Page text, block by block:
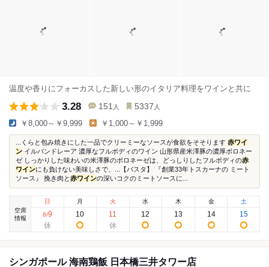
温度や香りにフォーカスした新しい形のイタリア料理をワインと共に
3.28 151 人 5337 人
￥8,000～￥9,999 ￥1,000～￥1,999
...くらと包み焼きにした一品でクリーミーなソースが食欲をそそります 赤ワイ
ン イルバンドレーア 濃厚なフルボディのワイン 山形県産米澤豚の濃厚ボロネー
ゼ しっかりした味わいの米澤豚のボロネーゼは、どっしりしたフルボディの赤
ワインにも負けない美味しさで、...【パスタ】 『創業33年トスカーナの ミート
ソース』 挽き肉と赤ワインの深いコクのミートソースに...
空席
情報
日
8/9
月
10
火
11
水
12
木
13
金
14
土
15
シンガポール 海南鶏飯 日本橋三井タワー店